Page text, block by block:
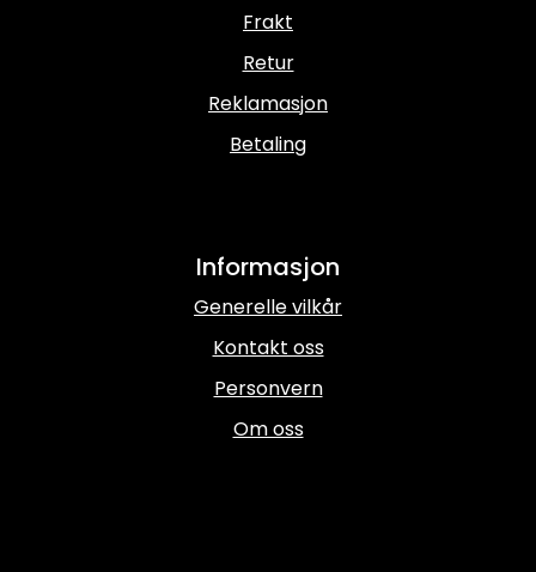
Frakt
Retur
Reklamasjon
Betaling
Informasjon
Generelle vilkår
Kontakt oss
Personvern
Om oss